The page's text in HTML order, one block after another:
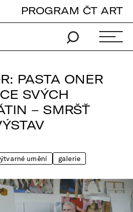
PROGRAM ČT ART
PASTA ONER
SVÝCH
– SMRŠŤ
umění galerie